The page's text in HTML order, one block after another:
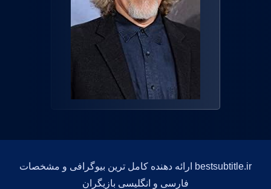
bestsubtitle.ir ارائه دهنده کامل ترین بیوگرافی و مشخصات
فارسی و انگلیسی بازیگران